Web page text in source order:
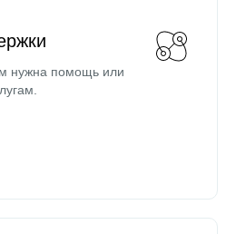
нужна помощь или